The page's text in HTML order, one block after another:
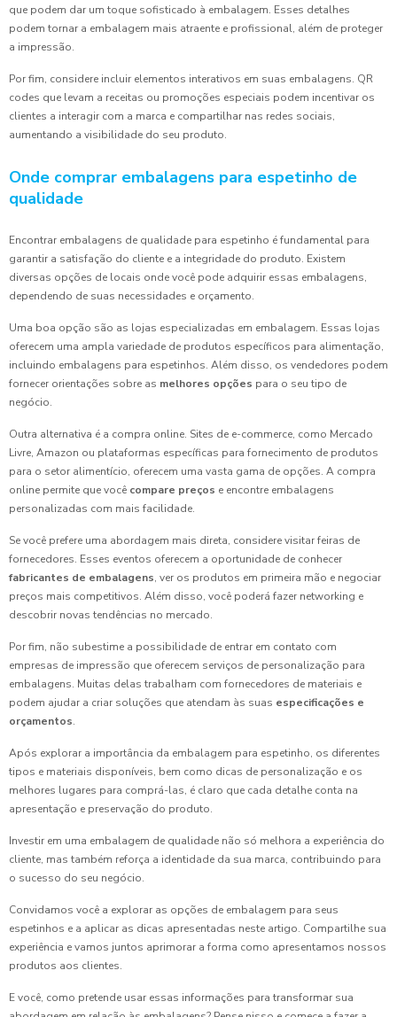
que podem dar um toque sofisticado à embalagem. Esses detalhes
podem tornar a embalagem mais atraente e profissional, além de proteger
a impressão.
Por fim, considere incluir elementos interativos em suas embalagens. QR
codes que levam a receitas ou promoções especiais podem incentivar os
clientes a interagir com a marca e compartilhar nas redes sociais,
aumentando a visibilidade do seu produto.
Onde comprar embalagens para espetinho de
qualidade
Encontrar embalagens de qualidade para espetinho é fundamental para
garantir a satisfação do cliente e a integridade do produto. Existem
diversas opções de locais onde você pode adquirir essas embalagens,
dependendo de suas necessidades e orçamento.
Uma boa opção são as lojas especializadas em embalagem. Essas lojas
oferecem uma ampla variedade de produtos específicos para alimentação,
incluindo embalagens para espetinhos. Além disso, os vendedores podem
fornecer orientações sobre as melhores opções para o seu tipo de
negócio.
Outra alternativa é a compra online. Sites de e-commerce, como Mercado
Livre, Amazon ou plataformas específicas para fornecimento de produtos
para o setor alimentício, oferecem uma vasta gama de opções. A compra
online permite que você compare preços e encontre embalagens
personalizadas com mais facilidade.
Se você prefere uma abordagem mais direta, considere visitar feiras de
fornecedores. Esses eventos oferecem a oportunidade de conhecer
fabricantes de embalagens, ver os produtos em primeira mão e negociar
preços mais competitivos. Além disso, você poderá fazer networking e
descobrir novas tendências no mercado.
Por fim, não subestime a possibilidade de entrar em contato com
empresas de impressão que oferecem serviços de personalização para
embalagens. Muitas delas trabalham com fornecedores de materiais e
podem ajudar a criar soluções que atendam às suas especificações e
orçamentos.
Após explorar a importância da embalagem para espetinho, os diferentes
tipos e materiais disponíveis, bem como dicas de personalização e os
melhores lugares para comprá-las, é claro que cada detalhe conta na
apresentação e preservação do produto.
Investir em uma embalagem de qualidade não só melhora a experiência do
cliente, mas também reforça a identidade da sua marca, contribuindo para
o sucesso do seu negócio.
Convidamos você a explorar as opções de embalagem para seus
espetinhos e a aplicar as dicas apresentadas neste artigo. Compartilhe sua
experiência e vamos juntos aprimorar a forma como apresentamos nossos
produtos aos clientes.
E você, como pretende usar essas informações para transformar sua